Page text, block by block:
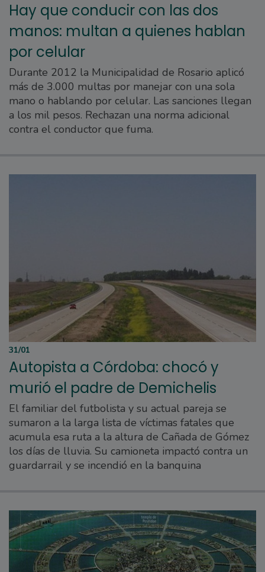
Hay que conducir con las dos
manos: multan a quienes hablan
por celular
Durante 2012 la Municipalidad de Rosario aplicó
más de 3.000 multas por manejar con una sola
mano o hablando por celular. Las sanciones llegan
a los mil pesos. Rechazan una norma adicional
contra el conductor que fuma.
31/01
Autopista a Córdoba: chocó y
murió el padre de Demichelis
El familiar del futbolista y su actual pareja se
sumaron a la larga lista de víctimas fatales que
acumula esa ruta a la altura de Cañada de Gómez
los días de lluvia. Su camioneta impactó contra un
guardarrail y se incendió en la banquina